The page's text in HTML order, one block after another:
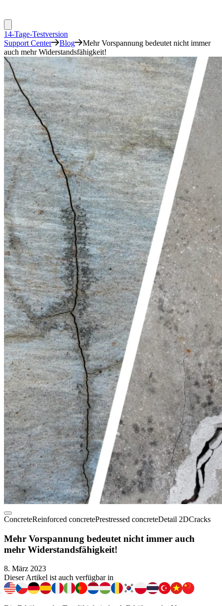
14-Tage-Testversion
Support Center
Blog
Mehr Vorspannung bedeutet nicht immer
auch mehr Widerstandsfähigkeit!
ConcreteReinforced concretePrestressed concreteDetail 2DCracks
Mehr Vorspannung bedeutet nicht immer auch
mehr Widerstandsfähigkeit!
8. März 2023
Dieser Artikel ist auch verfügbar in